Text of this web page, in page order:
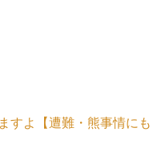
すよ【遭難・熊事情にも